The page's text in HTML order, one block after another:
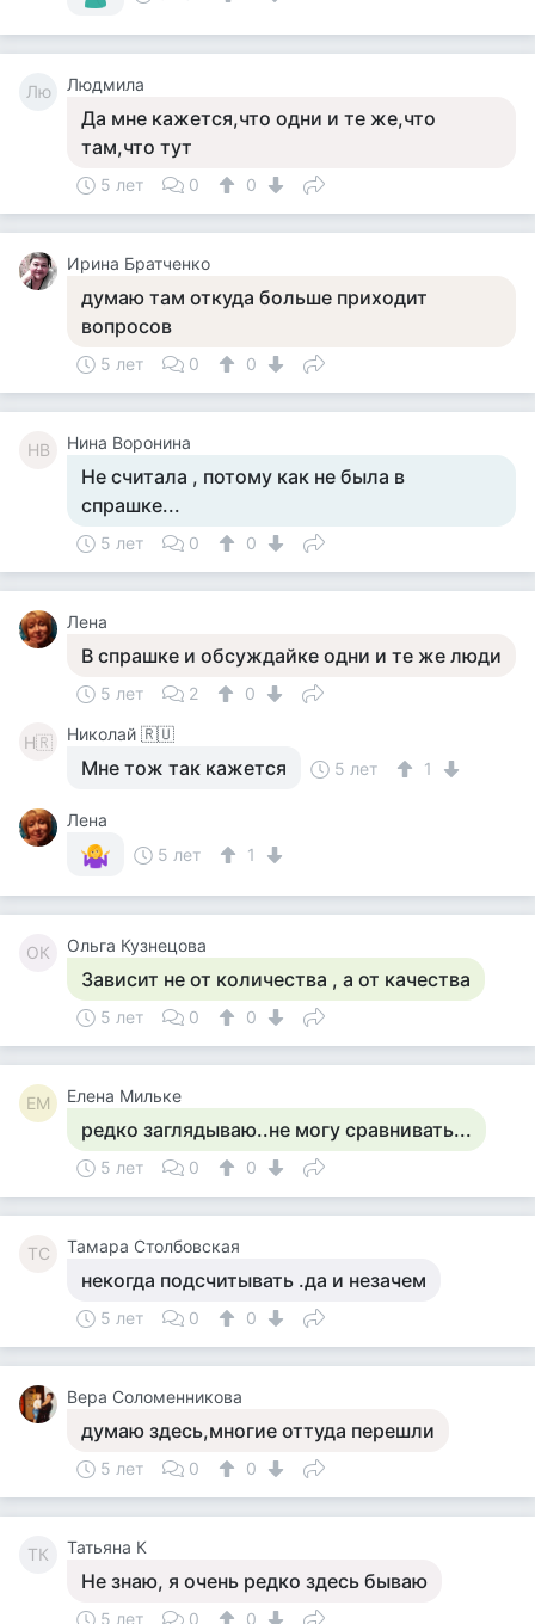
Лю Людмила
Да мне кажется,что одни и те же,что
там,что тут
5 лет 0 0
Ирина Братченко
думаю там откуда больше приходит
вопросов
5 лет 0 0
НВ Нина Воронина
Не считала , потому как не была в
спрашке...
5 лет 0 0
Лена
В спрашке и обсуждайке одни и те же люди
5 лет 2 0
Н🇷 Николай 🇷🇺
Мне тож так кажется 5 лет 1
Лена
5 лет
1
ОК Ольга Кузнецова
Зависит не от количества , а от качества
5 лет 0 0
ЕМ Елена Мильке
редко заглядываю..не могу сравнивать...
5 лет 0 0
ТС Тамара Столбовская
некогда подсчитывать .да и незачем
5 лет 0 0
Вера Соломенникова
думаю здесь,многие оттуда перешли
5 лет 0 0
ТК Татьяна К
Не знаю, я очень редко здесь бываю
5 лет 0 0